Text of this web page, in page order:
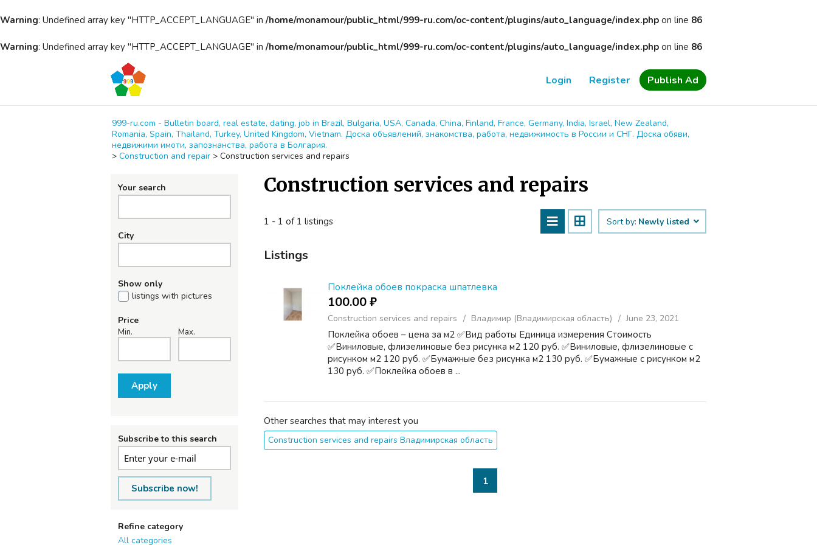
Warning: Undefined array key "HTTP_ACCEPT_LANGUAGE" in /home/monamour/public_html/999-ru.com/oc-content/plugins/auto_language/index.php on line 86
Warning: Undefined array key "HTTP_ACCEPT_LANGUAGE" in /home/monamour/public_html/999-ru.com/oc-content/plugins/auto_language/index.php on line 86
Login Register Publish Ad
999-ru.com - Bulletin board, real estate, dating, job in Brazil, Bulgaria, USA, Canada, China, Finland, France, Germany, India, Israel, New Zealand,
Romania, Spain, Thailand, Turkey, United Kingdom, Vietnam. Доска объявлений, знакомства, работа, недвижимость в России и СНГ. Доска обяви,
недвижими имоти, запознанства, работа в Болгария.
> Construction and repair > Construction services and repairs
Your search
City
Show only
listings with pictures
Price
Min. Max.
Apply
Subscribe to this search
Subscribe now!
Refine category
All categories
Construction services and repairs
1 - 1 of 1 listings Sort by: Newly listed
Listings
Поклейка обоев покраска шпатлевка
100.00 ₽
Construction services and repairs Владимир (Владимирская область) June 23, 2021
Поклейка обоев – цена за м2 ✅Вид работы Единица измерения Стоимость
✅Виниловые, флизелиновые без рисунка м2 120 руб. ✅Виниловые, флизелиновые с
рисунком м2 120 руб. ✅Бумажные без рисунка м2 130 руб. ✅Бумажные с рисунком м2
130 руб. ✅Поклейка обоев в ...
Other searches that may interest you
Construction services and repairs Владимирская область
1